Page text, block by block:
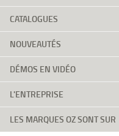
CATALOGUES
NOUVEAUTÉS
DÉMOS EN VIDÉO
L'ENTREPRISE
LES MARQUES OZ SONT SUR